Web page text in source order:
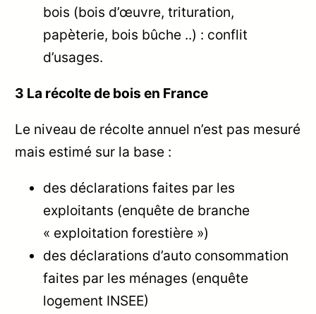
bois (bois d’œuvre, trituration,
papèterie, bois bûche ..) : conflit
d’usages.
3 La récolte de bois en France
Le niveau de récolte annuel n’est pas mesuré
mais estimé sur la base :
des déclarations faites par les
exploitants (enquête de branche
« exploitation forestière »)
des déclarations d’auto consommation
faites par les ménages (enquête
logement INSEE)